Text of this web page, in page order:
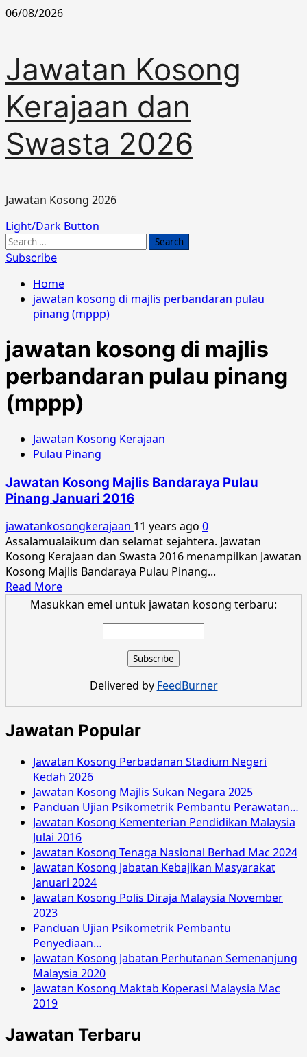
Skip
06/08/2026
Jawatan Kosong
Kerajaan dan
Swasta 2026
Jawatan Kosong 2026
Primary
Menu
Light/Dark Button
Search
for:
Subscribe
Home
jawatan kosong di majlis perbandaran pulau
pinang (mppp)
jawatan kosong di majlis
perbandaran pulau pinang
(mppp)
Jawatan Kosong Kerajaan
Pulau Pinang
Jawatan Kosong Majlis Bandaraya Pulau
Pinang Januari 2016
jawatankosongkerajaan 11 years ago 0
Assalamualaikum dan selamat sejahtera. Jawatan
Kosong Kerajaan dan Swasta 2016 menampilkan Jawatan
Kosong Majlis Bandaraya Pulau Pinang...
Read MoreRead
more
Pulau
Pinang
Januari
2016
Masukkan emel untuk jawatan kosong terbaru:
Delivered by FeedBurner
Jawatan Popular
Jawatan Kosong Perbadanan Stadium Negeri
Kedah 2026
Jawatan Kosong Majlis Sukan Negara 2025
Panduan Ujian Psikometrik Pembantu Perawatan…
Jawatan Kosong Kementerian Pendidikan Malaysia
Julai 2016
Jawatan Kosong Tenaga Nasional Berhad Mac 2024
Jawatan Kosong Jabatan Kebajikan Masyarakat
Januari 2024
Jawatan Kosong Polis Diraja Malaysia November
2023
Panduan Ujian Psikometrik Pembantu
Penyediaan…
Jawatan Kosong Jabatan Perhutanan Semenanjung
Malaysia 2020
Jawatan Kosong Maktab Koperasi Malaysia Mac
2019
Jawatan Terbaru